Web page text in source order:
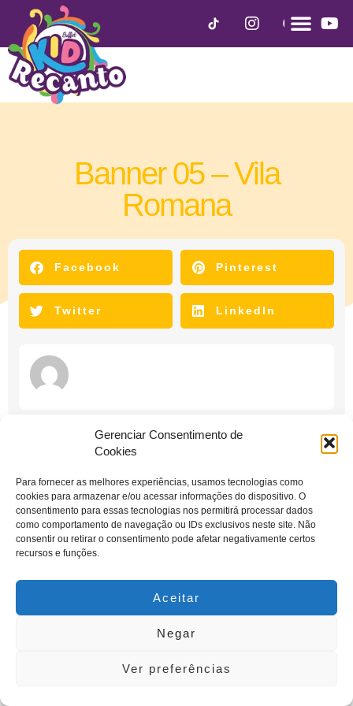
Gerenciar Consentimento de
Cookies
Para fornecer as melhores experiências, usamos tecnologias como
cookies para armazenar e/ou acessar informações do dispositivo. O
consentimento para essas tecnologias nos permitirá processar dados
como comportamento de navegação ou IDs exclusivos neste site. Não
consentir ou retirar o consentimento pode afetar negativamente certos
recursos e funções.
Aceitar
Negar
Ver preferências
Banner 05 – Vila
Romana
Facebook
Pinterest
Twitter LinkedIn
Seg - Sex: 10:30h às 19:00h
Sáb das 10:30h as 16:00h